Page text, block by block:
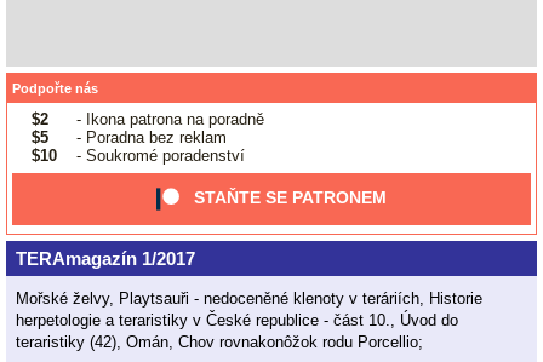
Podpořte nás
$2
- Ikona patrona na poradně
$5
- Poradna bez reklam
$10
- Soukromé poradenství
STAŇTE SE PATRONEM
TERAmagazín 1/2017
Mořské želvy, Playtsauři - nedoceněné klenoty v teráriích, Historie
herpetologie a teraristiky v České republice - část 10., Úvod do
teraristiky (42), Omán, Chov rovnakonôžok rodu Porcellio;